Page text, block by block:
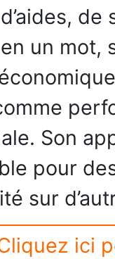
de
un mot,
Son
pour
sur
ici